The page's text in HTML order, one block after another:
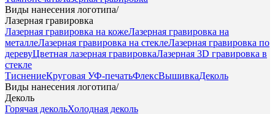
Виды нанесения логотипа/
Лазерная гравировка
Лазерная гравировка на кожеЛазерная гравировка на
металлеЛазерная гравировка на стеклеЛазерная гравировка по
деревуЦветная лазерная гравировкаЛазерная 3D гравировка в
стекле
ТиснениеКруговая УФ-печатьФлексВышивкаДеколь
Виды нанесения логотипа/
Деколь
Горячая декольХолодная деколь